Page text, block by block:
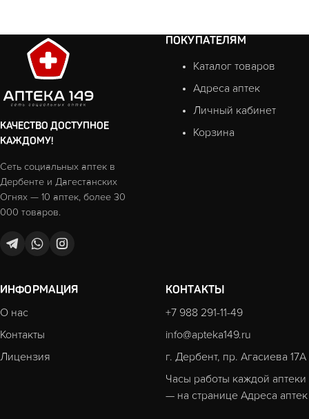
КАЧЕСТВО ДОСТУПНОЕ
КАЖДОМУ!
Сеть социальных аптек в
Дербенте и Дагестанских
Огнях — 10 аптек, более 30
000 товаров.
ПОКУПАТЕЛЯМ
Каталог товаров
Адреса аптек
Личный кабинет
Корзина
ИНФОРМАЦИЯ
О нас
Контакты
Лицензия
КОНТАКТЫ
+7 988 291-11-49
info@apteka149.ru
г. Дербент, пр. Агасиева 17А
Часы работы каждой аптеки
— на странице Адреса аптек